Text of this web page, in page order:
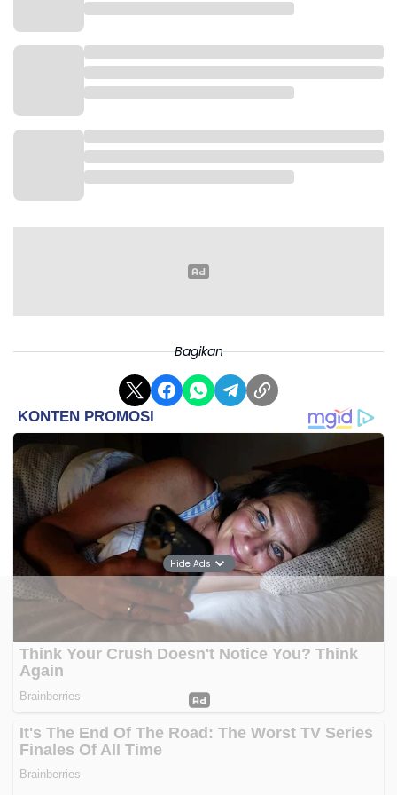
152 paspor di lokasi," ucapnya.
Arman menjelaskan, para Calon Pekerja Migran
dijanjikan bekerja di salah satu perusahaan di
Malaysia. Namun, berdasarkan hasil penelusuran,
proses keberangkatan mereka tidak melalui jalur
Kemudian ia menegaskan, keberangkatan
nonprosedural berisiko tinggi karena pekerja migran
tidak mendapatkan jaminan perlindungan dari
negara.
"Kalau berangkat nonprosedural, mereka tidak
memiliki jaminan kesehatan, perlindungan
ketenagakerjaan, hingga akses komunikasi yang
memadai ketika terjadi masalah di negara tujuan,"
jelasnya.
merupakan bagian dari arahan Menteri P2MI
Mukhtarudin, agar seluruh proses penempatan
pekerja migran dilakukan melalui jalur resmi.
Bagikan
Hide Ads